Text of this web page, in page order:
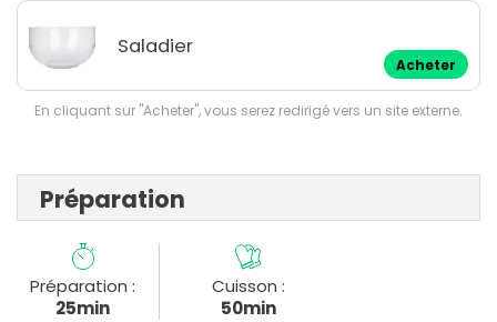
Saladier
Acheter
En cliquant sur "Acheter", vous serez redirigé vers un site externe.
Préparation
Préparation :
25min
Cuisson :
50min